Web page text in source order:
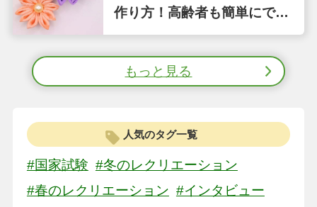
作り方！高齢者も簡単にでき
る縫わない工作①
もっと見る
人気のタグ一覧
#国家試験 #冬のレクリエーション
#春のレクリエーション #インタビュー